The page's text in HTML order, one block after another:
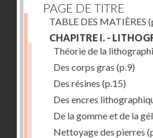
PAGE DE TITRE
TABLE DES MATIÈRES
CHAPITRE I. -
Théorie de la
Des corps gras (p.9)
Des résines (p.15)
Des encres
De la gomme et de la
Nettoyage des pierres